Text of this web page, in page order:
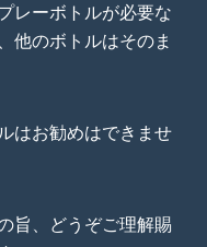
レーボトルが必要な
他のボトルはそのま
はお勧めはできませ
旨、どうぞご理解賜